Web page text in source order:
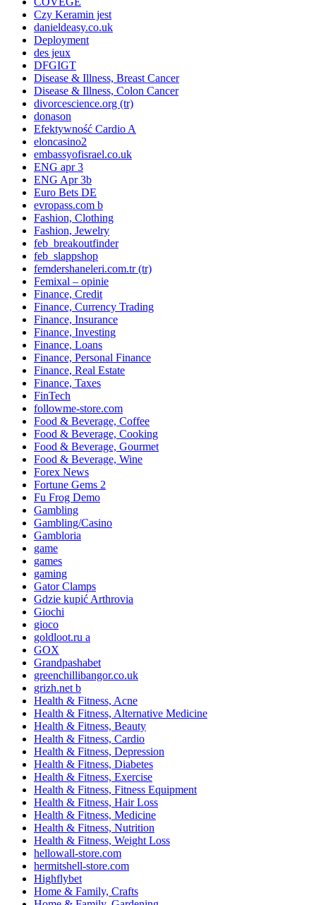
Czy Keramin jest
danieldeasy.co.uk
Deployment
des jeux
DFGIGT
Disease & Illness, Breast Cancer
Disease & Illness, Colon Cancer
divorcescience.org (tr)
donason
Efektywność Cardio A
eloncasino2
embassyofisrael.co.uk
ENG apr 3
ENG Apr 3b
Euro Bets DE
evropass.com b
Fashion, Clothing
Fashion, Jewelry
feb_breakoutfinder
feb_slappshop
femdershaneleri.com.tr (tr)
Femixal – opinie
Finance, Credit
Finance, Currency Trading
Finance, Insurance
Finance, Investing
Finance, Loans
Finance, Personal Finance
Finance, Real Estate
Finance, Taxes
FinTech
followme-store.com
Food & Beverage, Coffee
Food & Beverage, Cooking
Food & Beverage, Gourmet
Food & Beverage, Wine
Forex News
Fortune Gems 2
Fu Frog Demo
Gambling
Gambling/Casino
Gambloria
game
games
gaming
Gator Clamps
Gdzie kupić Arthrovia
Giochi
gioco
goldloot.ru a
GOX
Grandpashabet
greenchillibangor.co.uk
grizh.net b
Health & Fitness, Acne
Health & Fitness, Alternative Medicine
Health & Fitness, Beauty
Health & Fitness, Cardio
Health & Fitness, Depression
Health & Fitness, Diabetes
Health & Fitness, Exercise
Health & Fitness, Fitness Equipment
Health & Fitness, Hair Loss
Health & Fitness, Medicine
Health & Fitness, Nutrition
Health & Fitness, Weight Loss
hellowall-store.com
hermitshell-store.com
Highflybet
Home & Family, Crafts